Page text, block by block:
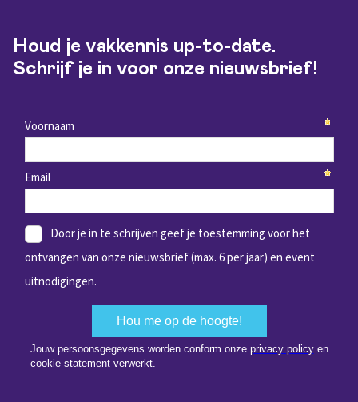
Houd je vakkennis up-to-date.
Schrijf je in voor onze nieuwsbrief!